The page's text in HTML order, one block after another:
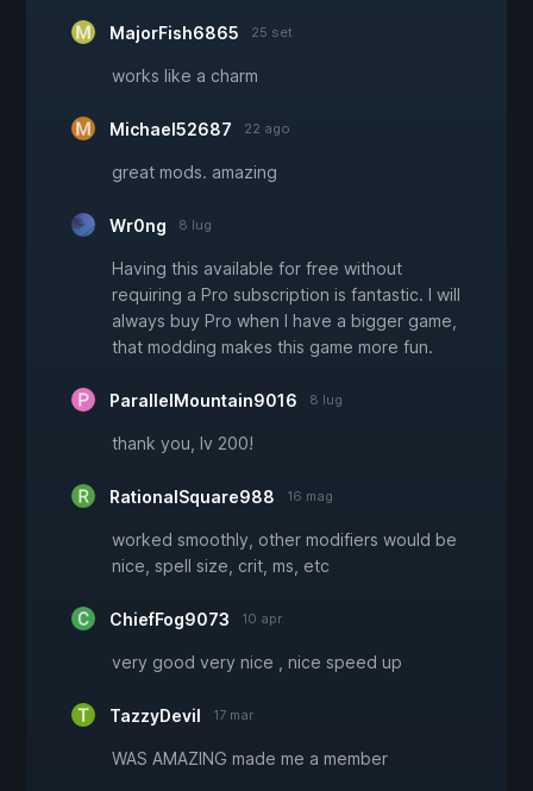
MajorFish6865 25 set
works like a charm
Michael52687 22 ago
great mods. amazing
Wr0ng 8 lug
Having this available for free without
requiring a Pro subscription is fantastic. I will
always buy Pro when I have a bigger game,
that modding makes this game more fun.
ParallelMountain9016 8 lug
thank you, lv 200!
RationalSquare988 16 mag
worked smoothly, other modifiers would be
nice, spell size, crit, ms, etc
ChiefFog9073 10 apr
very good very nice , nice speed up
TazzyDevil 17 mar
WAS AMAZING made me a member